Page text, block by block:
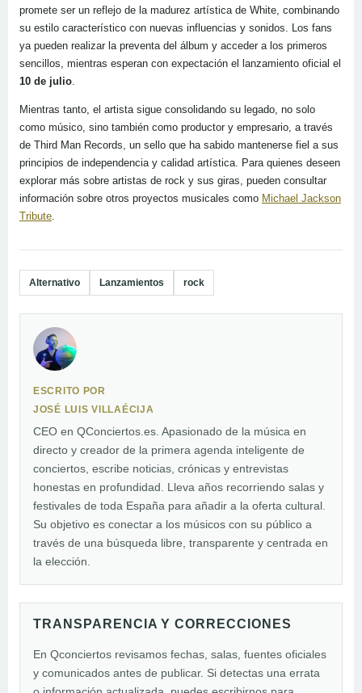
promete ser un reflejo de la madurez artística de White, combinando
su estilo característico con nuevas influencias y sonidos. Los fans
ya pueden realizar la preventa del álbum y acceder a los primeros
sencillos, mientras esperan con expectación el lanzamiento oficial el
10 de julio.
Mientras tanto, el artista sigue consolidando su legado, no solo
como músico, sino también como productor y empresario, a través
de Third Man Records, un sello que ha sabido mantenerse fiel a sus
principios de independencia y calidad artística. Para quienes deseen
explorar más sobre artistas de rock y sus giras, pueden consultar
información sobre otros proyectos musicales como Michael Jackson
Tribute.
Alternativo Lanzamientos rock
ESCRITO POR
JOSÉ LUIS VILLAÉCIJA
CEO en QConciertos.es. Apasionado de la música en
directo y creador de la primera agenda inteligente de
conciertos, escribe noticias, crónicas y entrevistas
honestas en profundidad. Lleva años recorriendo salas y
festivales de toda España para añadir a la oferta cultural.
Su objetivo es conectar a los músicos con su público a
través de una búsqueda libre, transparente y centrada en
la elección.
TRANSPARENCIA Y CORRECCIONES
En Qconciertos revisamos fechas, salas, fuentes oficiales
y comunicados antes de publicar. Si detectas una errata